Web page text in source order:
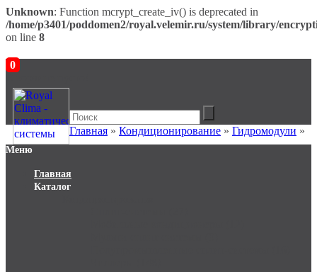
Unknown: Function mcrypt_create_iv() is deprecated in
/home/p3401/poddomen2/royal.velemir.ru/system/library/
on line 8
0
Меню
Главная
Каталог
Главная » Кондиционирование » Гидромодули »